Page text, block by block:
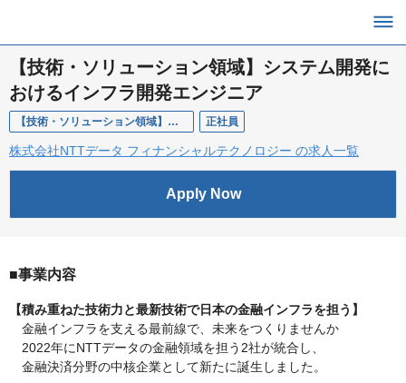
【技術・ソリューション領域】システム開発に
おけるインフラ開発エンジニア
【技術・ソリューション領域】システム開発におけるインフラ開発エンジニア 正社員
株式会社NTTデータ フィナンシャルテクノロジー の求人一覧
Apply Now
■事業内容
【積み重ねた技術力と最新技術で日本の金融インフラを担う】
金融インフラを支える最前線で、未来をつくりませんか
2022年にNTTデータの金融領域を担う2社が統合し、
金融決済分野の中核企業として新たに誕生しました。